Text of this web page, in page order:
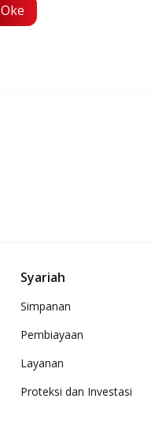
Oke
Syariah
Simpanan
Pembiayaan
Layanan
Proteksi dan Investasi